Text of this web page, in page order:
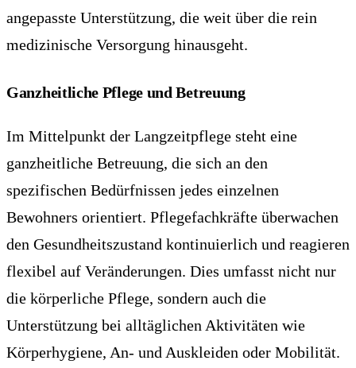
angepasste Unterstützung, die weit über die rein
medizinische Versorgung hinausgeht.
Ganzheitliche Pflege und Betreuung
Im Mittelpunkt der Langzeitpflege steht eine
ganzheitliche Betreuung, die sich an den
spezifischen Bedürfnissen jedes einzelnen
Bewohners orientiert. Pflegefachkräfte überwachen
den Gesundheitszustand kontinuierlich und reagieren
flexibel auf Veränderungen. Dies umfasst nicht nur
die körperliche Pflege, sondern auch die
Unterstützung bei alltäglichen Aktivitäten wie
Körperhygiene, An- und Auskleiden oder Mobilität.